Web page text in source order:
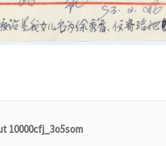
10000cfj_3o5som